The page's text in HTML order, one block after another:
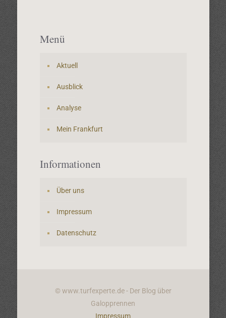
Menü
Aktuell
Ausblick
Analyse
Mein Frankfurt
Informationen
Über uns
Impressum
Datenschutz
© www.turfexperte.de - Der Blog über
Galopprennen
Impressum